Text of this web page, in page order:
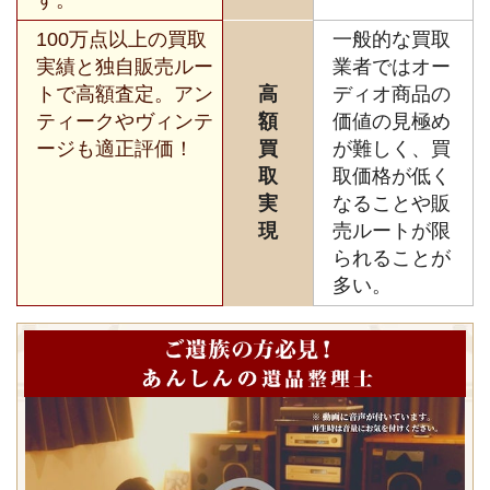
100万点以上の買取
実績と独自販売ルー
トで高額査定。アン
ティークやヴィンテ
ージも適正評価！
高
額
買
取
実
現
一般的な買取
業者ではオー
ディオ商品の
価値の見極め
が難しく、買
取価格が低く
なることや販
売ルートが限
られることが
多い。